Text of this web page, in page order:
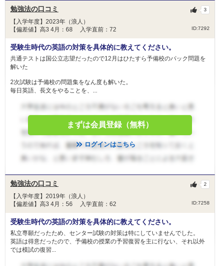
勉強法の口コミ
【入学年度】2023年（浪人）
【偏差値】高3 4月：68 入学直前：72
ID:7292
3
受験生時代の英語の対策を具体的に教えてください。
共通テストは国公立志望だったので12月はひたすら予備校のパック問題を
解いた
2次試験は予備校の問題集をなん度も解いた。
毎日英語、長文をやることを、...
まずは会員登録（無料）
ログインはこちら
勉強法の口コミ
【入学年度】2019年（浪人）
【偏差値】高3 4月：56 入学直前：62
ID:7258
2
受験生時代の英語の対策を具体的に教えてください。
私立専願だったため、センター試験の対策は特にしていませんでした。
英語は得意だったので、予備校の授業の予習復習を主に行ない、それ以外
では模試の復習...